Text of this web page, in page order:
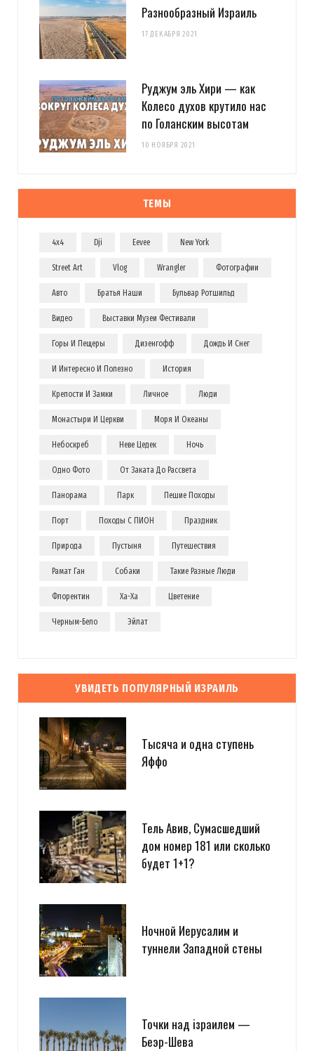
Разнообразный Израиль
17 ДЕКАБРЯ 2021
Руджум эль Хири — как
Колесо духов крутило нас
по Голанским высотам
10 НОЯБРЯ 2021
ТЕМЫ
4x4 Dji Eevee New York
Street Art Vlog Wrangler Фотографии
Авто Братья Наши Бульвар Ротшильд
Видео Выставки Музеи Фестивали
Горы И Пещеры Дизенгофф Дождь И Снег
И Интересно И Полезно История
Крепости И Замки Личное Люди
Монастыри И Церкви Моря И Океаны
Небоскреб Неве Цедек Ночь
Одно Фото От Заката До Рассвета
Панорама Парк Пешие Походы
Порт Походы С ПИОН Праздник
Природа Пустыня Путешествия
Рамат Ган Собаки Такие Разные Люди
Флорентин Ха-Ха Цветение
Черным-Бело Эйлат
УВИДЕТЬ ПОПУЛЯРНЫЙ ИЗРАИЛЬ
Тысяча и одна ступень
Яффо
Тель Авив, Сумасшедший
дом номер 181 или сколько
будет 1+1?
Ночной Иерусалим и
туннели Западной стены
Точки над iзраилем —
Беэр-Шева